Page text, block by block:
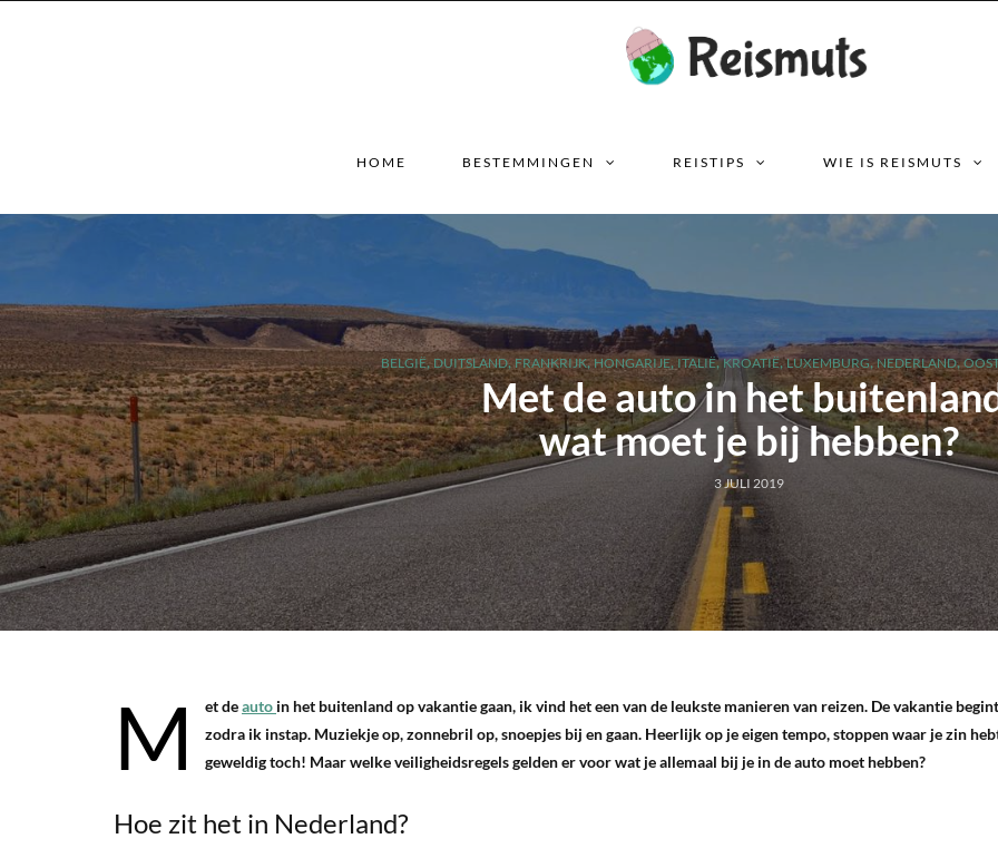
HOME BESTEMMINGEN REISTIPS WIE IS REISMUTS
BELGIË,DUITSLAND,FRANKRIJK, HONGARIJE,ITALIË,KROATIË,LUXEMBURG, NEDERLAND,
Met de auto in het
wat moet je bij hebben?
3 JULI 2019
M et deauto in het buitenland op vakantie gaan, ik vind het een van de leukste manieren van reizen. De vakantie
zodra ik instap. Muziekje op, zonnebril op, snoepjes bij en gaan. Heerlijk op je eigen tempo, stoppen waar je zin
geweldig toch! Maar welke veiligheidsregels gelden er voor wat je allemaal bij je in de auto moet hebben?
Hoe zit het in Nederland?